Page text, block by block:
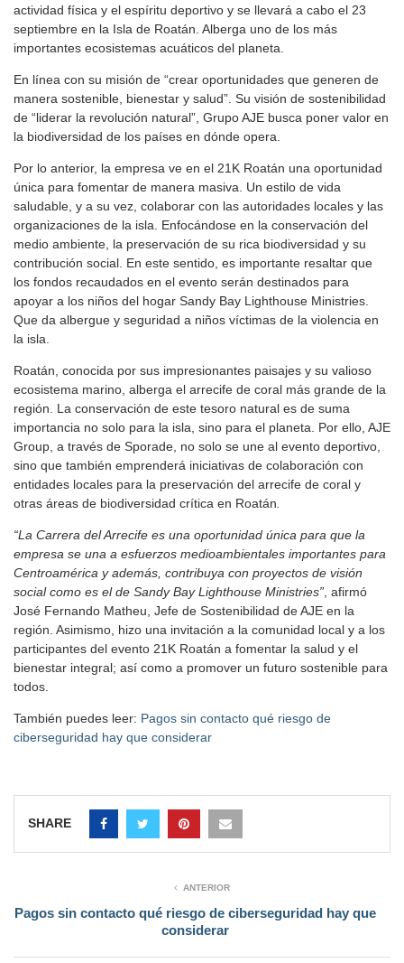
actividad física y el espíritu deportivo y se llevará a cabo el 23
septiembre en la Isla de Roatán. Alberga uno de los más
importantes ecosistemas acuáticos del planeta.
En línea con su misión de “crear oportunidades que generen de
manera sostenible, bienestar y salud”. Su visión de sostenibilidad
de “liderar la revolución natural”, Grupo AJE busca poner valor en
la biodiversidad de los países en dónde opera.
Por lo anterior, la empresa ve en el 21K Roatán una oportunidad
única para fomentar de manera masiva. Un estilo de vida
saludable, y a su vez, colaborar con las autoridades locales y las
organizaciones de la isla. Enfocándose en la conservación del
medio ambiente, la preservación de su rica biodiversidad y su
contribución social. En este sentido, es importante resaltar que
los fondos recaudados en el evento serán destinados para
apoyar a los niños del hogar Sandy Bay Lighthouse Ministries.
Que da albergue y seguridad a niños víctimas de la violencia en
la isla.
Roatán, conocida por sus impresionantes paisajes y su valioso
ecosistema marino, alberga el arrecife de coral más grande de la
región. La conservación de este tesoro natural es de suma
importancia no solo para la isla, sino para el planeta. Por ello, AJE
Group, a través de Sporade, no solo se une al evento deportivo,
sino que también emprenderá iniciativas de colaboración con
entidades locales para la preservación del arrecife de coral y
otras áreas de biodiversidad crítica en Roatán.
“La Carrera del Arrecife es una oportunidad única para que la
empresa se una a esfuerzos medioambientales importantes para
Centroamérica y además, contribuya con proyectos de visión
social como es el de Sandy Bay Lighthouse Ministries”, afirmó
José Fernando Matheu, Jefe de Sostenibilidad de AJE en la
región. Asimismo, hizo una invitación a la comunidad local y a los
participantes del evento 21K Roatán a fomentar la salud y el
bienestar integral; así como a promover un futuro sostenible para
todos.
También puedes leer: Pagos sin contacto qué riesgo de
ciberseguridad hay que considerar
SHARE
ANTERIOR
Pagos sin contacto qué riesgo de ciberseguridad hay que
considerar